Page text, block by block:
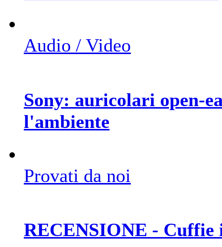
Audio / Video
Sony: auricolari open-
l'ambiente
Provati da noi
RECENSIONE -